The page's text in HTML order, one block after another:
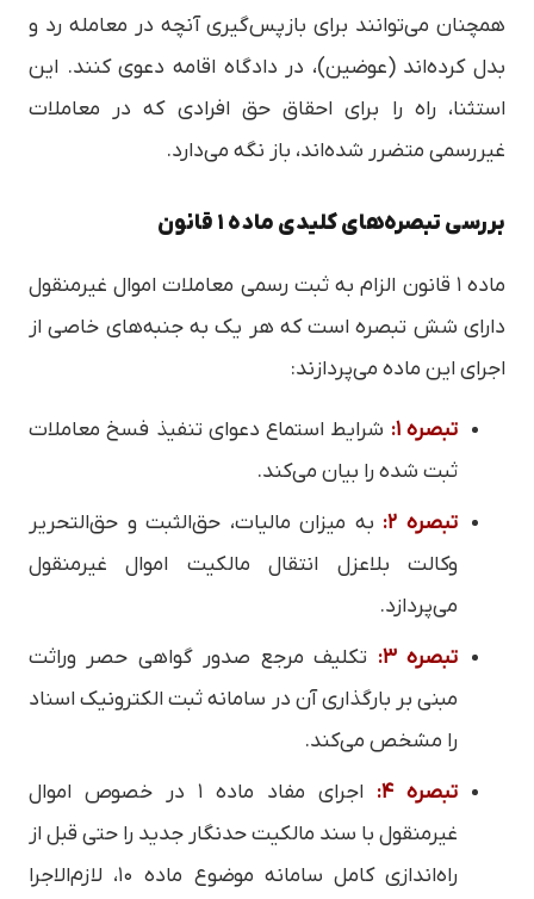
همچنان می‌توانند برای بازپس‌گیری آنچه در معامله رد و
بدل کرده‌اند (عوضین)، در دادگاه اقامه دعوی کنند. این
استثنا، راه را برای احقاق حق افرادی که در معاملات
غیررسمی متضرر شده‌اند، باز نگه می‌دارد.
بررسی تبصره‌های کلیدی ماده ۱ قانون
ماده ۱ قانون الزام به ثبت رسمی معاملات اموال غیرمنقول
دارای شش تبصره است که هر یک به جنبه‌های خاصی از
اجرای این ماده می‌پردازند:
تبصره ۱:
شرایط استماع دعوای تنفیذ فسخ معاملات
ثبت شده را بیان می‌کند.
تبصره ۲:
به میزان مالیات، حق‌الثبت و حق‌التحریر
وکالت بلاعزل انتقال مالکیت اموال غیرمنقول
می‌پردازد.
تبصره ۳:
تکلیف مرجع صدور گواهی حصر وراثت
مبنی بر بارگذاری آن در سامانه ثبت الکترونیک اسناد
را مشخص می‌کند.
تبصره ۴:
اجرای مفاد ماده ۱ در خصوص اموال
غیرمنقول با سند مالکیت حدنگار جدید را حتی قبل از
راه‌اندازی کامل سامانه موضوع ماده ۱۰، لازم‌الاجرا